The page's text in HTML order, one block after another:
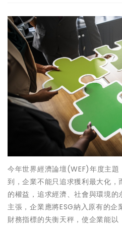
今年世界經濟論壇(WEF)年度主
到，企業不能只追求獲利最大化，
的權益，追求經濟、社會與環境
主張，企業應將ESG納入原有的
財務指標的失衡天秤，使企業能